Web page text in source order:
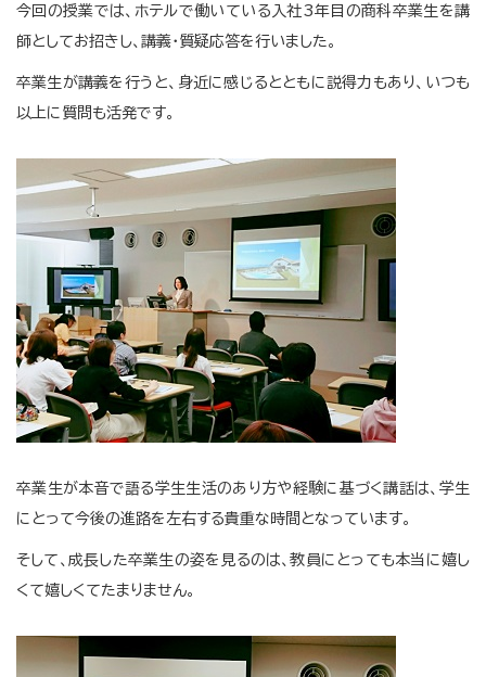
今回の授業では、ホテルで働いている入社3年目の商科卒業生を講
師としてお招きし、講義・質疑応答を行いました。
卒業生が講義を行うと、身近に感じるとともに説得力もあり、いつも
以上に質問も活発です。
卒業生が本音で語る学生生活のあり方や経験に基づく講話は、学生
にとって今後の進路を左右する貴重な時間となっています。
そして、成長した卒業生の姿を見るのは、教員にとっても本当に嬉し
くて嬉しくてたまりません。